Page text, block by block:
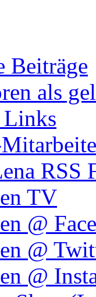
Beiträge
als
RSS
TV
@
@
@